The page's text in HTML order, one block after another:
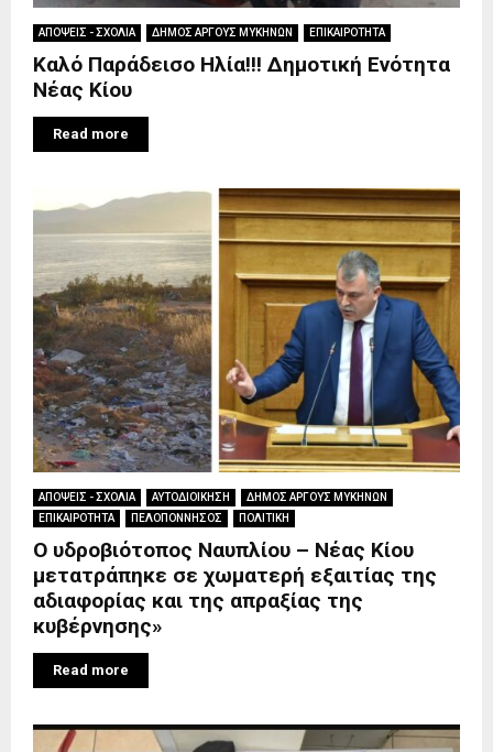
ΑΠΟΨΕΙΣ - ΣΧΟΛΙΑ ΔΗΜΟΣ ΑΡΓΟΥΣ ΜΥΚΗΝΩΝ ΕΠΙΚΑΙΡΟΤΗΤΑ
Καλό Παράδεισο Ηλία!!! Δημοτική Ενότητα
Νέας Κίου
Read more
ΑΠΟΨΕΙΣ - ΣΧΟΛΙΑ ΑΥΤΟΔΙΟΙΚΗΣΗ
ΔΗΜΟΣ ΑΡΓΟΥΣ ΜΥΚΗΝΩΝ
ΕΠΙΚΑΙΡΟΤΗΤΑ
ΠΕΛΟΠΟΝΝΗΣΟΣ ΠΟΛΙΤΙΚΗ
Ο υδροβιότοπος Ναυπλίου – Νέας Κίου
μετατράπηκε σε χωματερή εξαιτίας της
αδιαφορίας και της απραξίας της
κυβέρνησης»
Read more